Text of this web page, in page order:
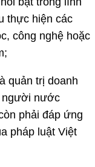
thực hiện các
công nghệ hoặc
quản trị doanh
người nước
phải đáp ứng
pháp luật Việt